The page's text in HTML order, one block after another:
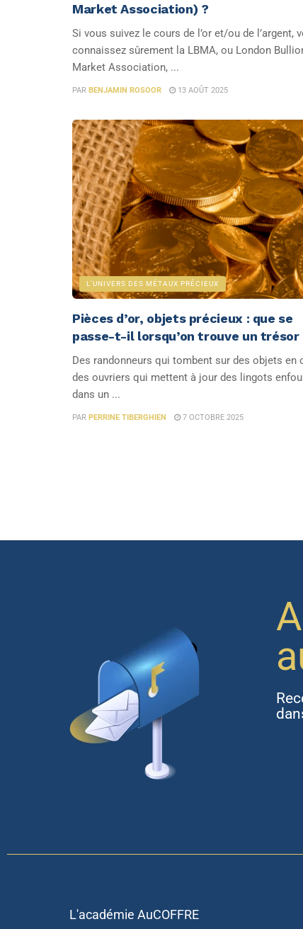
Market Association) ?
Si vous suivez le cours de l’or et/ou de l’argent,
connaissez sûrement la LBMA, ou London
Market Association, ...
PAR BENJAMIN ROSOOR 13 AOÛT 2025
L'UNIVERS DES MÉTAUX PRÉCIEUX
Pièces d’or, objets précieux : que se
passe-t-il lorsqu’on trouve un trésor
Des randonneurs qui tombent sur des objets en
des ouvriers qui mettent à jour des lingots
dans un ...
PAR PERRINE TIBERGHIEN 7 OCTOBRE 2025
L'académie AuCOFFRE